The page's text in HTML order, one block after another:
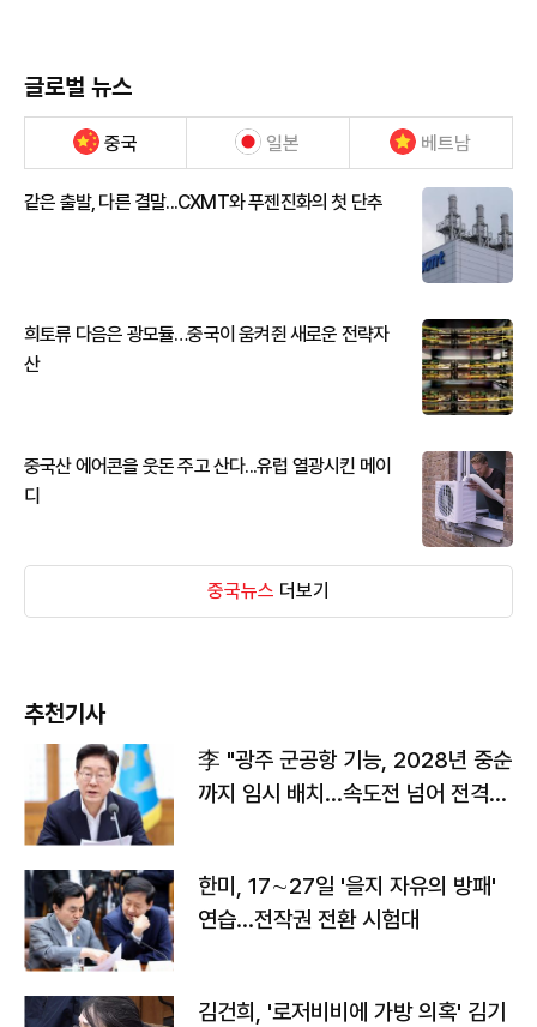
글로벌 뉴스
중국 일본 베트남
같은 출발, 다른 결말...CXMT와 푸젠진화의 첫 단추
희토류 다음은 광모듈…중국이 움켜쥔 새로운 전략자
산
중국산 에어콘을 웃돈 주고 산다...유럽 열광시킨 메이
디
중국뉴스 더보기
추천기사
李 "광주 군공항 기능, 2028년 중순
까지 임시 배치…속도전 넘어 전격
한미, 17∼27일 '을지 자유의 방패'
연습…전작권 전환 시험대
김건희, '로저비비에 가방 의혹' 김기